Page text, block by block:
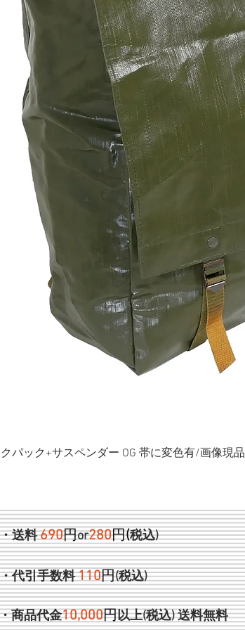
パック+サスペンダー OG 帯に変色有/画像現品
・送料690円or280円(税込)
・代引手数料110円(税込)
商品代金10,000円以上(税込)送料無料